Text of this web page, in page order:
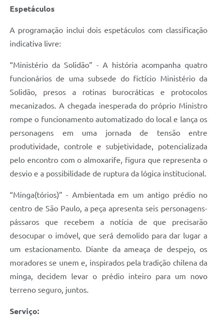
Espetáculos
A programação inclui dois espetáculos com classificação
indicativa livre:
“Ministério da Solidão” - A história acompanha quatro
funcionários de uma subsede do fictício Ministério da
Solidão, presos a rotinas burocráticas e protocolos
mecanizados. A chegada inesperada do próprio Ministro
rompe o funcionamento automatizado do local e lança os
personagens em uma jornada de tensão entre
produtividade, controle e subjetividade, potencializada
pelo encontro com o almoxarife, figura que representa o
desvio e a possibilidade de ruptura da lógica institucional.
“Minga(tórios)” - Ambientada em um antigo prédio no
centro de São Paulo, a peça apresenta seis personagens-
pássaros que recebem a notícia de que precisarão
desocupar o imóvel, que será demolido para dar lugar a
um estacionamento. Diante da ameaça de despejo, os
moradores se unem e, inspirados pela tradição chilena da
minga, decidem levar o prédio inteiro para um novo
terreno seguro, juntos.
Serviço: